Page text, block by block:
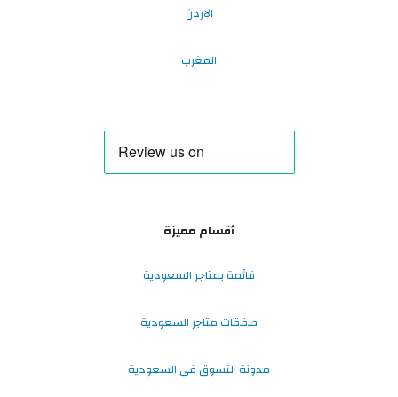
الاردن
المغرب
أقسام مميزة
قائمة بمتاجر السعودية
صفقات متاجر السعودية
مدونة التسوق في السعودية